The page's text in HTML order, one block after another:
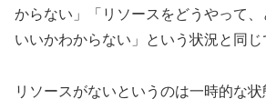
からない」「リソースをどうやって
いいかわからない」という状況と同じ
リソースがないというのは一時的な状